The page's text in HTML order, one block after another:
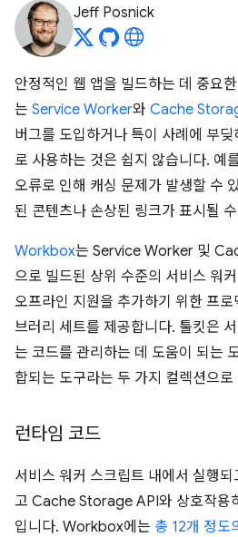
Jeff Posnick
안정적인 웹 앱을 빌드하는 데 중요
는 Service Worker와 Cache
버그를 도입하거나 특이 사례에 부
로 사용하는 것은 쉽지 않습니다. 예
오류로 인해 캐싱 문제가 발생할 수
된 콘텐츠나 손상된 링크가 표시될
Workbox는 Service Worker 및
으로 빌드된 상위 수준의 서비스 워
오프라인 지원을 추가하기 위한 프로
브러리 세트를 제공합니다. 툴킷은
는 코드를 관리하는 데 도움이 되는
합되는 도구라는 두 가지 컬렉션으로
런타임 코드
서비스 워커 스크립트 내에서 실행
고 Cache Storage API와 상호작용
입니다. Workbox에는 총 12개 정도